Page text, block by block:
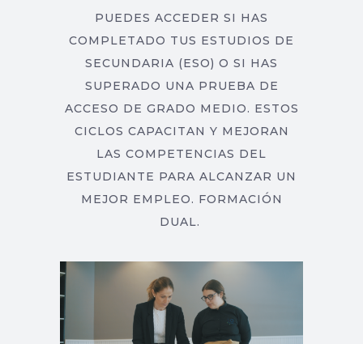
PUEDES ACCEDER SI HAS
COMPLETADO TUS ESTUDIOS DE
SECUNDARIA (ESO) O SI HAS
SUPERADO UNA PRUEBA DE
ACCESO DE GRADO MEDIO. ESTOS
CICLOS CAPACITAN Y MEJORAN
LAS COMPETENCIAS DEL
ESTUDIANTE PARA ALCANZAR UN
MEJOR EMPLEO. FORMACIÓN
DUAL.